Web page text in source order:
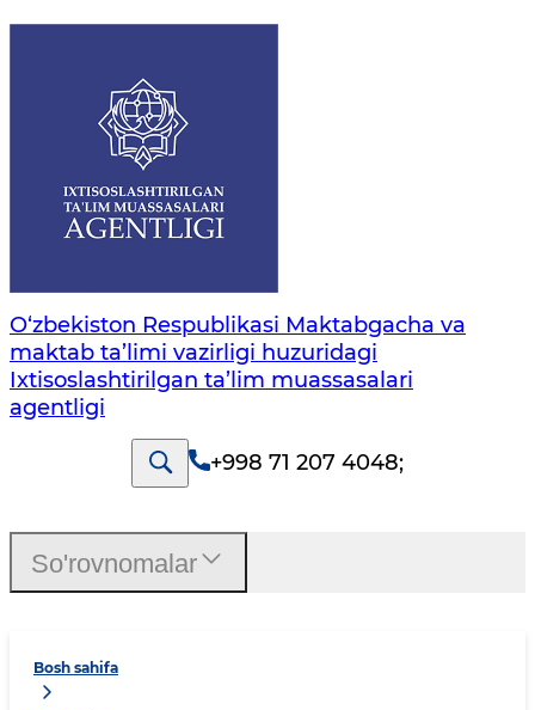
O‘zbekiston Respublikasi Maktabgacha va
maktab ta’limi vazirligi huzuridagi
Ixtisoslashtirilgan ta’lim muassasalari
agentligi
+998 71 207 4048;
Bosh sahifa
So'rovnomalar